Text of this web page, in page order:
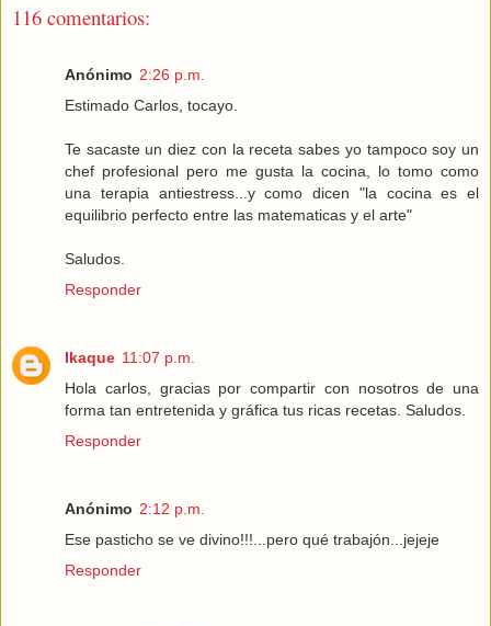
116 comentarios:
Anónimo 2:26 p.m.
Estimado Carlos, tocayo.
Te sacaste un diez con la receta sabes yo tampoco soy un
chef profesional pero me gusta la cocina, lo tomo como
una terapia antiestress...y como dicen "la cocina es el
equilibrio perfecto entre las matematicas y el arte"
Saludos.
Responder
Ikaque 11:07 p.m.
Hola carlos, gracias por compartir con nosotros de una
forma tan entretenida y gráfica tus ricas recetas. Saludos.
Responder
Anónimo 2:12 p.m.
Ese pasticho se ve divino!!!...pero qué trabajón...jejeje
Responder